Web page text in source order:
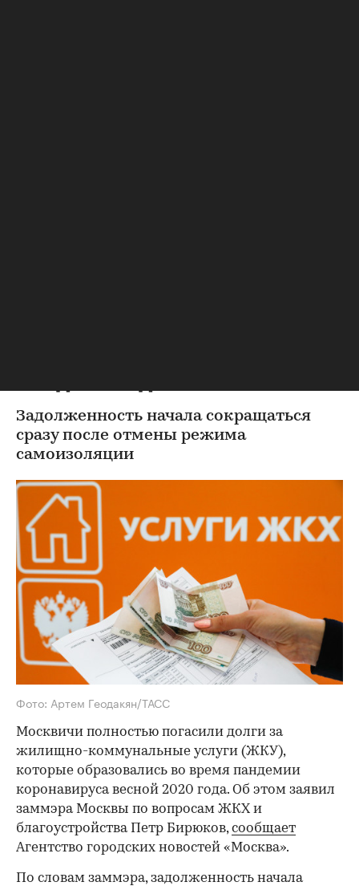
Задолженность начала сокращаться
сразу после отмены режима
самоизоляции
Фото: Артем Геодакян/ТАСС
Москвичи полностью погасили долги за
жилищно-коммунальные услуги (ЖКУ),
которые образовались во время пандемии
коронавируса весной 2020 года. Об этом заявил
заммэра Москвы по вопросам ЖКХ и
благоустройства Петр Бирюков,сообщает
Агентство городских новостей «Москва».
По словам заммэра, задолженность начала